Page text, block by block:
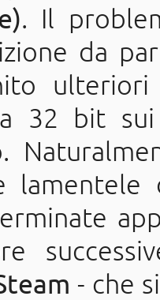
. Il
da
a 32 bit
- che